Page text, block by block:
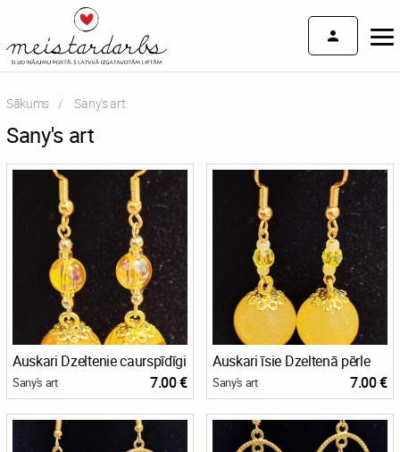
Sākums Current:
Sany's art
Sany's art
Auskari Dzeltenie caurspīdīgi
Sany's art 7.00 €
Auskari īsie Dzeltenā pērle
Sany's art 7.00 €